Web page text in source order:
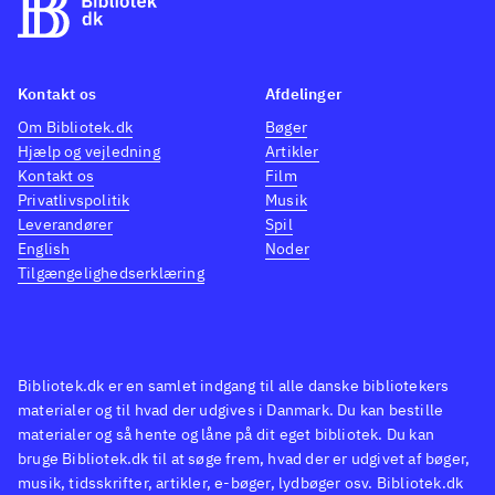
Bibliotek.dk er en samlet indgang til alle danske bibliotekers
materialer og til hvad der udgives i Danmark. Du kan bestille
materialer og så hente og låne på dit eget bibliotek. Du kan
bruge Bibliotek.dk til at søge frem, hvad der er udgivet af bøger,
musik, tidsskrifter, artikler, e-bøger, lydbøger osv. Bibliotek.dk
Kontakt os
Om Bibliotek.dk
Hjælp og vejledning
Kontakt os
Privatlivspolitik
Leverandører
English
Tilgængelighedserklæring
Afdelinger
Bøger
Artikler
Film
Musik
Spil
Noder